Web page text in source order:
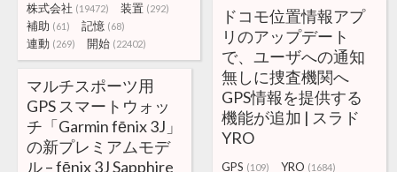
株式会社 (19472) 装置 (292)
補助 (61) 記憶 (68)
連動 (269) 開始 (22402)
ドコモ位置情報アプ
リのアップデート
で、ユーザへの通知
無しに捜査機関へ
GPS情報を提供する
機能が追加 | スラド
YRO
GPS (109) YRO (1684)
マルチスポーツ用
GPS スマートウォッ
チ「Garmin fēnix 3J」
の新プレミアムモデ
ル – fēnix 3J Sapphire